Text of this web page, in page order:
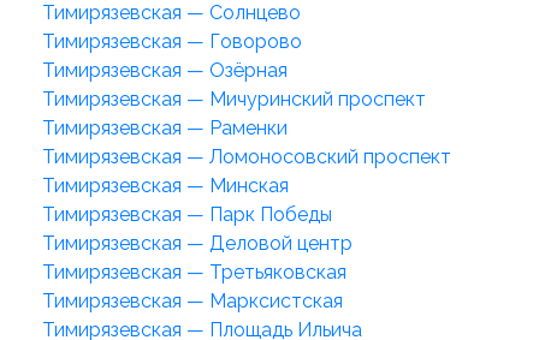
Тимирязевская — Солнцево
Тимирязевская — Говорово
Тимирязевская — Озёрная
Тимирязевская — Мичуринский проспект
Тимирязевская — Раменки
Тимирязевская — Ломоносовский проспект
Тимирязевская — Минская
Тимирязевская — Парк Победы
Тимирязевская — Деловой центр
Тимирязевская — Третьяковская
Тимирязевская — Марксистская
Тимирязевская — Площадь Ильича